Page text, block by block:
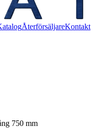
ÅterförsäljareKontakt
750 mm